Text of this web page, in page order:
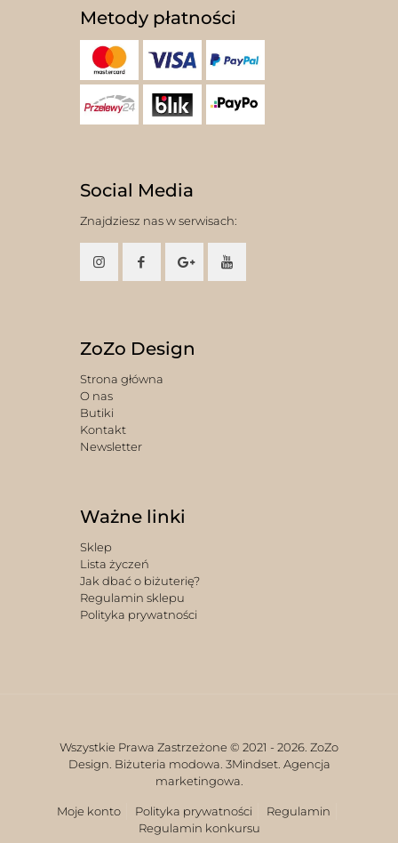
Metody płatności
Social Media
Znajdziesz nas w serwisach:
ZoZo Design
Strona główna
O nas
Butiki
Kontakt
Newsletter
Ważne linki
Sklep
Lista życzeń
Jak dbać o biżuterię?
Regulamin sklepu
Polityka prywatności
Wszystkie Prawa Zastrzeżone © 2021 - 2026. ZoZo
Design. Biżuteria modowa. 3Mindset. Agencja
marketingowa.
Moje konto Polityka prywatności
Regulamin
Regulamin konkursu